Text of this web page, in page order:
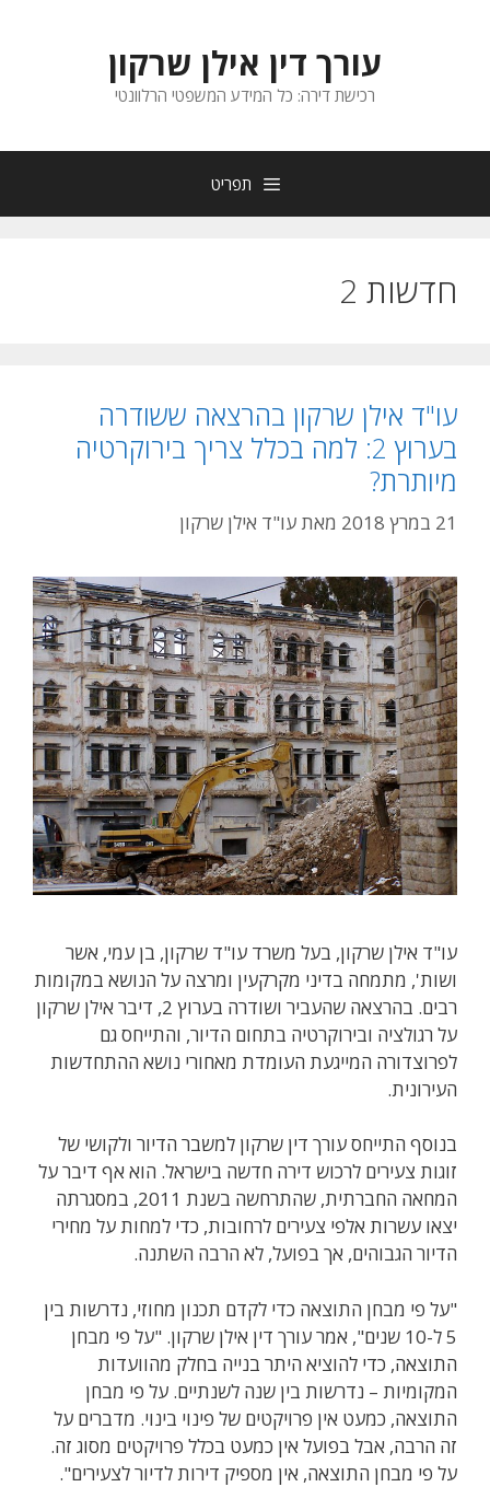
עורך דין אילן שרקון
רכישת דירה: כל המידע המשפטי הרלוונטי
תפריט
חדשות 2
עו"ד אילן שרקון בהרצאה ששודרה
בערוץ 2: למה בכלל צריך בירוקרטיה
מיותרת?
21 במרץ 2018 מאת עו"ד אילן שרקון
עו"ד אילן שרקון, בעל משרד עו"ד שרקון, בן עמי, אשר
ושות', מתמחה בדיני מקרקעין ומרצה על הנושא במקומות
רבים. בהרצאה שהעביר ושודרה בערוץ 2, דיבר אילן שרקון
על רגולציה ובירוקרטיה בתחום הדיור, והתייחס גם
לפרוצדורה המייגעת העומדת מאחורי נושא ההתחדשות
העירונית.
בנוסף התייחס עורך דין שרקון למשבר הדיור ולקושי של
זוגות צעירים לרכוש דירה חדשה בישראל. הוא אף דיבר על
המחאה החברתית, שהתרחשה בשנת 2011, במסגרתה
יצאו עשרות אלפי צעירים לרחובות, כדי למחות על מחירי
הדיור הגבוהים, אך בפועל, לא הרבה השתנה.
"על פי מבחן התוצאה כדי לקדם תכנון מחוזי, נדרשות בין
5 ל-10 שנים", אמר עורך דין אילן שרקון. "על פי מבחן
התוצאה, כדי להוציא היתר בנייה בחלק מהוועדות
המקומיות – נדרשות בין שנה לשנתיים. על פי מבחן
התוצאה, כמעט אין פרויקטים של פינוי בינוי. מדברים על
זה הרבה, אבל בפועל אין כמעט בכלל פרויקטים מסוג זה.
על פי מבחן התוצאה, אין מספיק דירות לדיור לצעירים".